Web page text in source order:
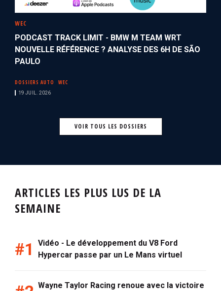
WEC
PODCAST TRACK LIMIT - BMW M TEAM WRT
NOUVELLE RÉFÉRENCE ? ANALYSE DES 6H DE SÃO
PAULO
DOSSIERS AUTO WEC
19 JUIL. 2026
VOIR TOUS LES DOSSIERS
ARTICLES LES PLUS LUS DE LA
SEMAINE
Vidéo - Le développement du V8 Ford
Hypercar passe par un Le Mans virtuel
Wayne Taylor Racing renoue avec la victoire